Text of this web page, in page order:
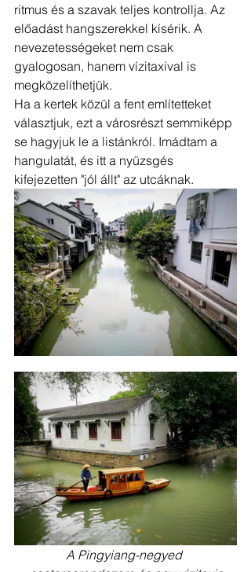
ritmus és a szavak teljes kontrollja. Az
előadást hangszerekkel kísérik. A
nevezetességeket nem csak
gyalogosan, hanem vízitaxival is
megközelíthetjük.
Ha a kertek közül a fent említetteket
választjuk, ezt a városrészt semmiképp
se hagyjuk le a listánkról. Imádtam a
hangulatát, és itt a nyüzsgés
kifejezetten "jól állt" az utcáknak.
A Pingyiang-negyed